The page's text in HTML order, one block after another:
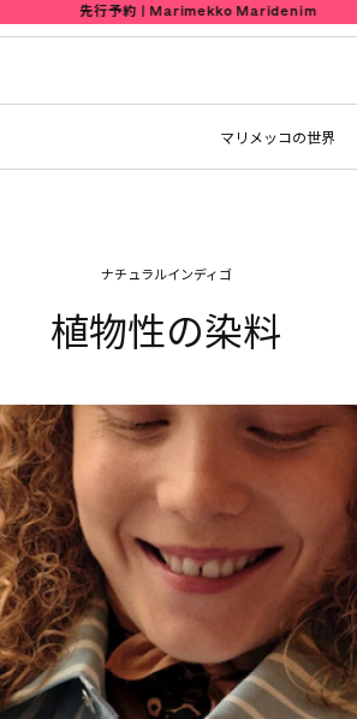
先行予約 | Marimekko Maridenim
マリメッコの世界
ナチュラルインディゴ
植物性の染料